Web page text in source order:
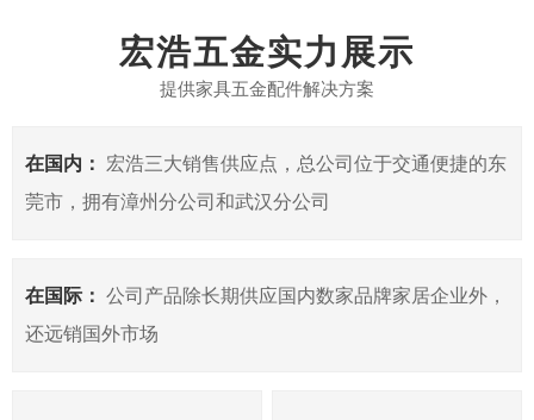
宏浩五金实力展示
提供家具五金配件解决方案
在国内：
宏浩三大销售供应点，总公司位于交通便捷的东
莞市，拥有漳州分公司和武汉分公司
在国际： 公司产品除长期供应国内数家品牌家居企业外，
还远销国外市场